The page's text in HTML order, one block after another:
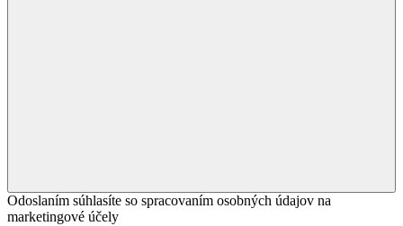
Odoslaním súhlasíte so spracovaním osobných údajov na
marketingové účely